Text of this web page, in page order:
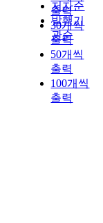
저자순
발행기
관순
출력
30개씩
출력
50개씩
출력
100개씩
출력